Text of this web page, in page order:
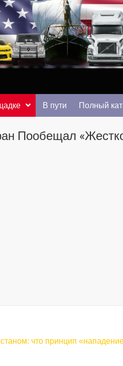
В пути Полный
Пообещал
что принцип